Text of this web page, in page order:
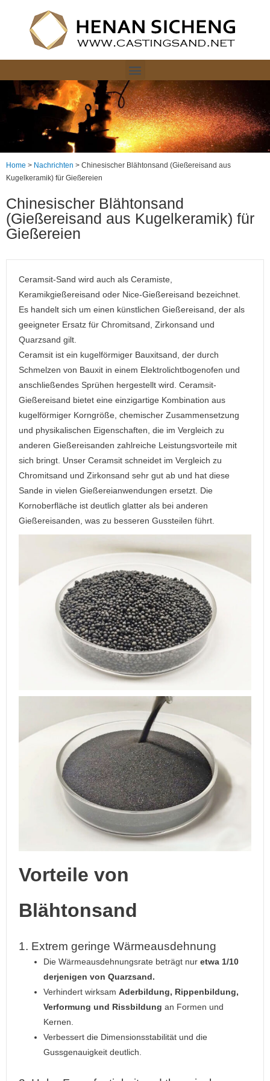
Home > Nachrichten > Chinesischer Blähtonsand (Gießereisand aus
Kugelkeramik) für Gießereien
Chinesischer Blähtonsand
(Gießereisand aus Kugelkeramik) für
Gießereien
Ceramsit-Sand wird auch als Ceramiste,
Keramikgießereisand oder Nice-Gießereisand bezeichnet.
Es handelt sich um einen künstlichen Gießereisand, der als
geeigneter Ersatz für Chromitsand, Zirkonsand und
Quarzsand gilt.
Ceramsit ist ein kugelförmiger Bauxitsand, der durch
Schmelzen von Bauxit in einem Elektrolichtbogenofen und
anschließendes Sprühen hergestellt wird. Ceramsit-
Gießereisand bietet eine einzigartige Kombination aus
kugelförmiger Korngröße, chemischer Zusammensetzung
und physikalischen Eigenschaften, die im Vergleich zu
anderen Gießereisanden zahlreiche Leistungsvorteile mit
sich bringt. Unser Ceramsit schneidet im Vergleich zu
Chromitsand und Zirkonsand sehr gut ab und hat diese
Sande in vielen Gießereianwendungen ersetzt. Die
Kornoberfläche ist deutlich glatter als bei anderen
Gießereisanden, was zu besseren Gussteilen führt.
Vorteile von
Blähtonsand
1. Extrem geringe Wärmeausdehnung
Die Wärmeausdehnungsrate beträgt nuretwa 1/10
derjenigen von Quarzsand.
Verhindert wirksamAderbildung, Rippenbildung,
Verformung und Rissbildung an Formen und
Kernen.
Verbessert die Dimensionsstabilität und die
Gussgenauigkeit deutlich.